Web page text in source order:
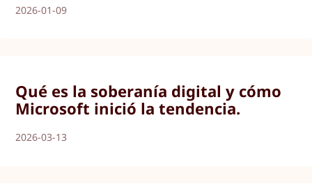
2026-01-09
Qué es la soberanía digital y cómo
Microsoft inició la tendencia.
2026-03-13